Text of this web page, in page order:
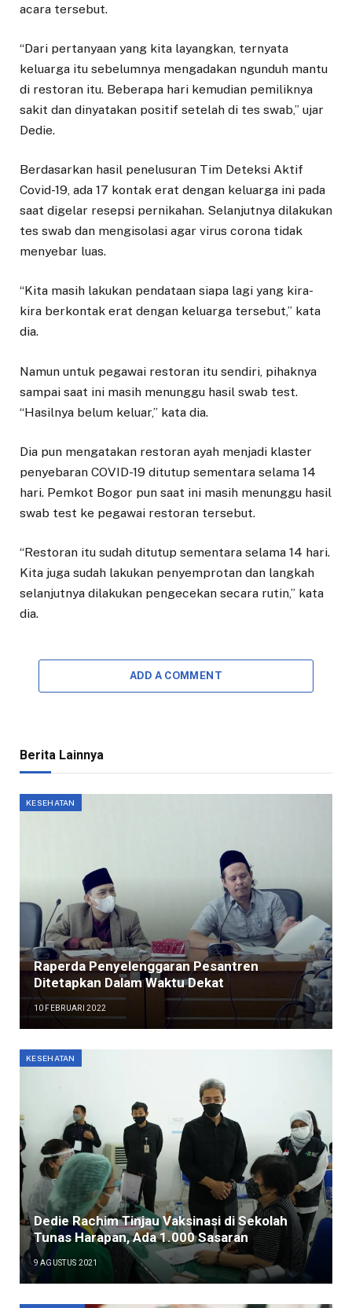
acara tersebut.
“Dari pertanyaan yang kita layangkan, ternyata
keluarga itu sebelumnya mengadakan ngunduh mantu
di restoran itu. Beberapa hari kemudian pemiliknya
sakit dan dinyatakan positif setelah di tes swab,” ujar
Dedie.
Berdasarkan hasil penelusuran Tim Deteksi Aktif
Covid-19, ada 17 kontak erat dengan keluarga ini pada
saat digelar resepsi pernikahan. Selanjutnya dilakukan
tes swab dan mengisolasi agar virus corona tidak
menyebar luas.
“Kita masih lakukan pendataan siapa lagi yang kira-
kira berkontak erat dengan keluarga tersebut,” kata
dia.
Namun untuk pegawai restoran itu sendiri, pihaknya
sampai saat ini masih menunggu hasil swab test.
“Hasilnya belum keluar,” kata dia.
Dia pun mengatakan restoran ayah menjadi klaster
penyebaran COVID-19 ditutup sementara selama 14
hari. Pemkot Bogor pun saat ini masih menunggu hasil
swab test ke pegawai restoran tersebut.
“Restoran itu sudah ditutup sementara selama 14 hari.
Kita juga sudah lakukan penyemprotan dan langkah
selanjutnya dilakukan pengecekan secara rutin,” kata
dia.
ADD A COMMENT
Berita Lainnya
KESEHATAN
Raperda Penyelenggaran Pesantren
Ditetapkan Dalam Waktu Dekat
10 FEBRUARI 2022
KESEHATAN
Dedie Rachim Tinjau Vaksinasi di Sekolah
Tunas Harapan, Ada 1.000 Sasaran
9 AGUSTUS 2021